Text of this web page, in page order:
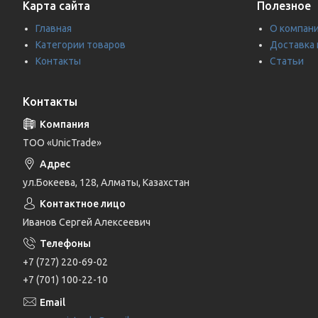
Карта сайта
Главная
Категории товаров
Контакты
Полезное
О
Доставка
Статьи
Контакты
ТОО «UnicTrade»
ул.Бокеева, 128, Алматы, Казахстан
Иванов Сергей Алексеевич
+7 (727) 220-69-02
+7 (701) 100-22-10